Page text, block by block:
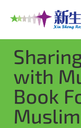
with
Book